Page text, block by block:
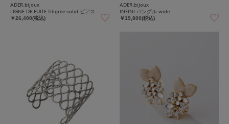
ADER.bijoux
LIGNE DE FUITE filigree solid ピアス
￥26,400(税込)
ADER.bijoux
INFINI バングル wide
￥19,800(税込)